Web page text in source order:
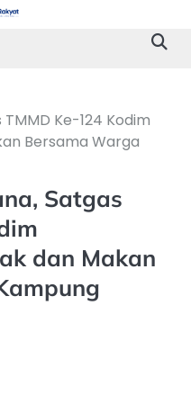
Ke-124 Kodim
Bersama Warga
Satgas
dan Makan